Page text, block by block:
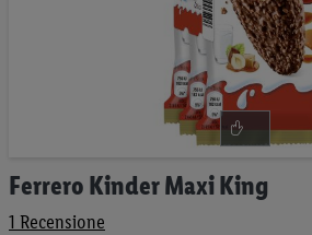
Ferrero Kinder Maxi King
1 Recensione
Vai
all'inizio
della